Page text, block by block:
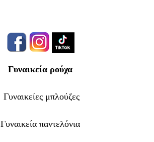
Γυναικεία ρούχα
Γυναικείες μπλούζες
Γυναικεία παντελόνια